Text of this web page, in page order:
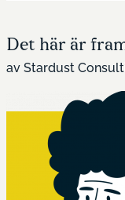
Det här är
av Stardust